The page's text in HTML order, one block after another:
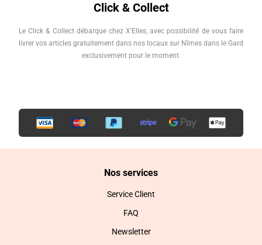
Click & Collect
Le Click & Collect débarque chez X'Elles, avec possibilité de vous faire
livrer vos articles gratuitement dans nos locaux sur Nîmes dans le Gard
exclusivement pour le moment.
Nos services
Service Client
FAQ
Newsletter